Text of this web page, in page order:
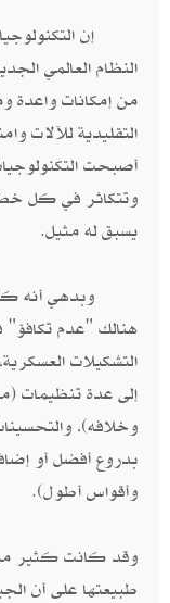
إن التكنولوجيا
النظام العالمي
من إمكانات واعدة
التقليدية للآلات
أصبحت
وتتكاثر في كل
يسبق له مثيل.
وبدهي أنه
هنالك "عدم تكافؤ"
التشكيلات
إلى عدة تنظيمات
وخلافه)،
بدروع أفضل أو
وأقواس أطول).
وقد كانت كثير من
طبيعتها على أن